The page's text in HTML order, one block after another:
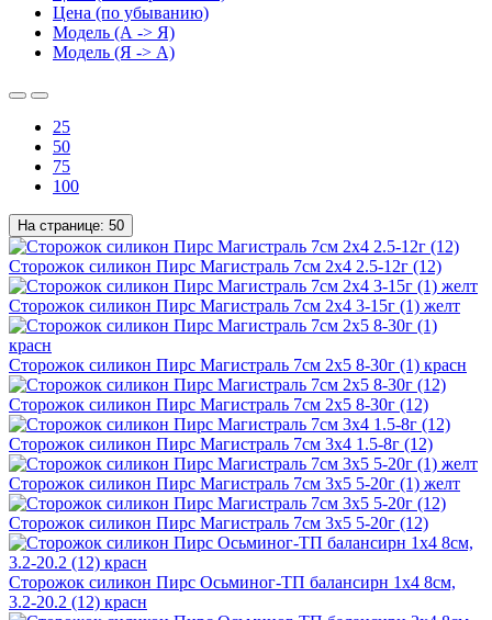
Цена (по убыванию)
Модель (А -> Я)
Модель (Я -> А)
25
50
75
100
На странице: 50
Сторожок силикон Пирс Магистраль 7см 2х4 2.5-12г (12)
Сторожок силикон Пирс Магистраль 7см 2х4 3-15г (1) желт
Сторожок силикон Пирс Магистраль 7см 2х5 8-30г (1) красн
Сторожок силикон Пирс Магистраль 7см 2х5 8-30г (12)
Сторожок силикон Пирс Магистраль 7см 3х4 1.5-8г (12)
Сторожок силикон Пирс Магистраль 7см 3х5 5-20г (1) желт
Сторожок силикон Пирс Магистраль 7см 3х5 5-20г (12)
Сторожок силикон Пирс Осьминог-ТП балансирн 1х4 8см,
3.2-20.2 (12) красн